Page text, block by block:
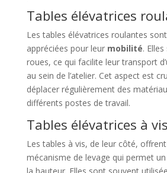
Tables élévatrices
Les tables élévatrices roulantes
appréciées pour leur mobilité.
roues, ce qui facilite leur transport
au sein de l’atelier. Cet aspect est
déplacer régulièrement des
différents postes de travail.
Tables élévatrices à vis
Les tables à vis, de leur côté,
mécanisme de levage qui permet